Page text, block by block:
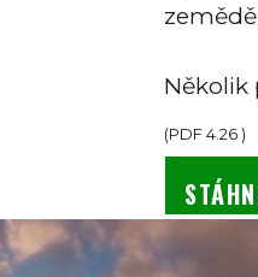
Několik
(PDF4.26)